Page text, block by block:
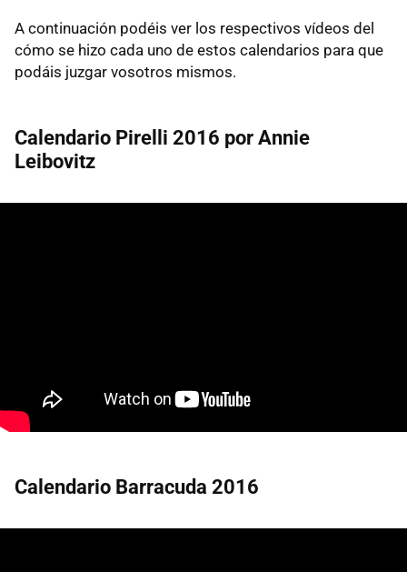
A continuación podéis ver los respectivos vídeos del
cómo se hizo cada uno de estos calendarios para que
podáis juzgar vosotros mismos.
Calendario Pirelli 2016 por Annie
Leibovitz
Calendario Barracuda 2016